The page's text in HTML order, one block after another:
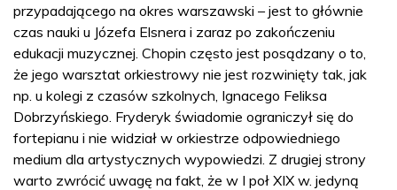
przypadającego na okres warszawski – jest to głównie
czas nauki u Józefa Elsnera i zaraz po zakończeniu
edukacji muzycznej. Chopin często jest posądzany o to,
że jego warsztat orkiestrowy nie jest rozwinięty tak, jak
np. u kolegi z czasów szkolnych, Ignacego Feliksa
Dobrzyńskiego. Fryderyk świadomie ograniczył się do
fortepianu i nie widział w orkiestrze odpowiedniego
medium dla artystycznych wypowiedzi. Z drugiej strony
warto zwrócić uwagę na fakt, że w I poł XIX w. jedyną